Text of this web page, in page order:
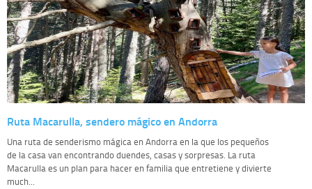
Ruta Macarulla, sendero mágico en Andorra
Una ruta de senderismo mágica en Andorra en la que los pequeños
de la casa van encontrando duendes, casas y sorpresas. La ruta
Macarulla es un plan para hacer en familia que entretiene y divierte
much...